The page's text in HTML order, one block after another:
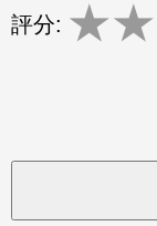
評分: ★★